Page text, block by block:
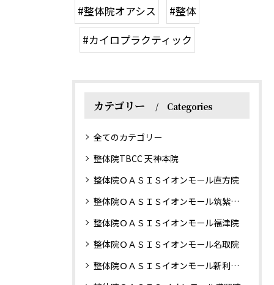
#整体院オアシス
#整体
#カイロプラクティック
カテゴリー Categories
全てのカテゴリー
整体院TBCC 天神本院
整体院ＯＡＳＩＳイオンモール直方院
整体院ＯＡＳＩＳイオンモール筑紫野院
整体院ＯＡＳＩＳイオンモール福津院
整体院ＯＡＳＩＳイオンモール名取院
整体院ＯＡＳＩＳイオンモール新利府南館院